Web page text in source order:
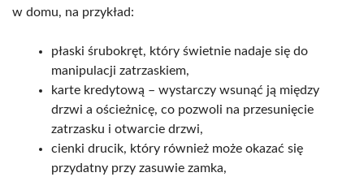
w domu, na przykład:
płaski śrubokręt, który świetnie nadaje się do
manipulacji zatrzaskiem,
karte kredytową – wystarczy wsunąć ją między
drzwi a ościeżnicę, co pozwoli na przesunięcie
zatrzasku i otwarcie drzwi,
cienki drucik, który również może okazać się
przydatny przy zasuwie zamka,